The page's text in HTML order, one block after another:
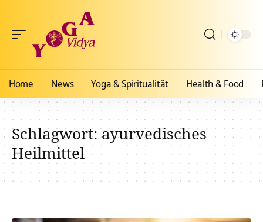
Home News Yoga & Spiritualität Health & Food
Schlagwort:ayurvedisches
Heilmittel